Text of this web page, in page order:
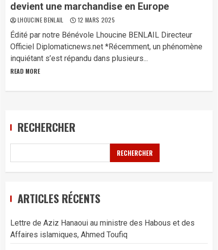
devient une marchandise en Europe
LHOUCINE BENLAIL 12 MARS 2025
Édité par notre Bénévole Lhoucine BENLAIL Directeur
Officiel Diplomaticnews.net *Récemment, un phénomène
inquiétant s’est répandu dans plusieurs...
READ MORE
RECHERCHER
RECHERCHER
ARTICLES RÉCENTS
Lettre de Aziz Hanaoui au ministre des Habous et des
Affaires islamiques, Ahmed Toufiq